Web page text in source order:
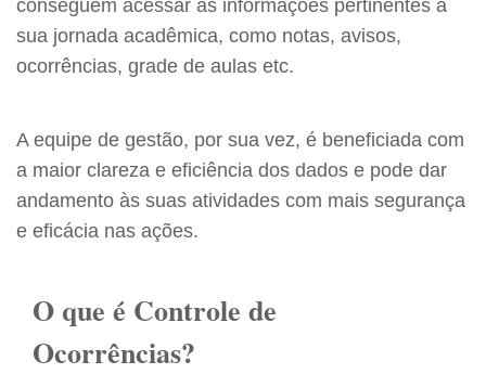
conseguem acessar as informações pertinentes à
sua jornada acadêmica, como notas, avisos,
ocorrências, grade de aulas etc.
A equipe de gestão, por sua vez, é beneficiada com
a maior clareza e eficiência dos dados e pode dar
andamento às suas atividades com mais segurança
e eficácia nas ações.
O que é Controle de
Ocorrências?